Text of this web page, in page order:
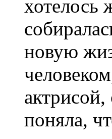
хотелось
новую
актрисой,
поняла,